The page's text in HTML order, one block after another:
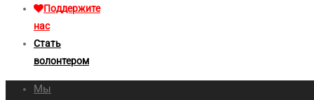
Поддержите
нас
Стать
волонтером
Мы